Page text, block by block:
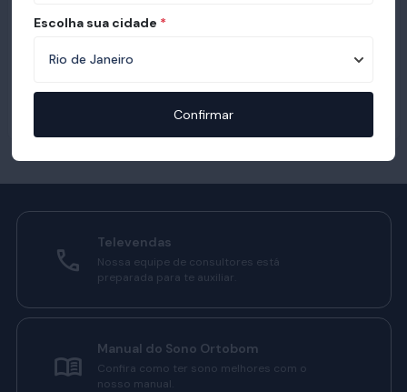
Televendas
Nossa equipe de consultores está
preparada para te auxiliar.
Manual do Sono Ortobom
Confira como ter sono melhores com o
nosso manual.
Escolha sua cidade *
Confirmar